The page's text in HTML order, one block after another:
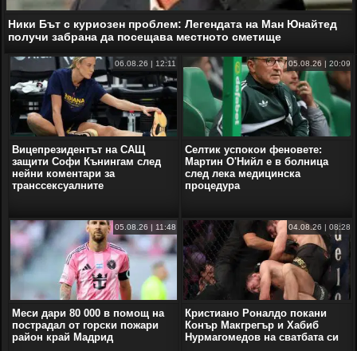
Ники Бът с куриозен проблем: Легендата на Ман Юнайтед
получи забрана да посещава местното сметище
06.08.26 | 12:11
Вицепрезидентът на САЩ
защити Софи Кънингам след
нейни коментари за
транссексуалните
05.08.26 | 20:09
Селтик успокои феновете:
Мартин О'Нийл е в болница
след лека медицинска
процедура
05.08.26 | 11:48
Меси дари 80 000 в помощ на
пострадал от горски пожари
район край Мадрид
04.08.26 | 08:28
Кристиано Роналдо покани
Конър Макгрегър и Хабиб
Нурмагомедов на сватбата си